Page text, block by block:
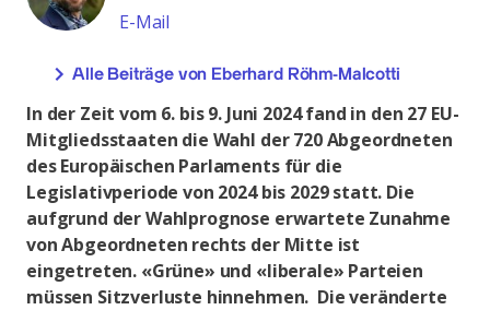
E-Mail
Alle Beiträge von Eberhard Röhm-Malcotti
In der Zeit vom 6. bis 9. Juni 2024 fand in den 27 EU-
Mitgliedsstaaten die Wahl der 720 Abgeordneten
des Europäischen Parlaments für die
Legislativperiode von 2024 bis 2029 statt. Die
aufgrund der Wahlprognose erwartete Zunahme
von Abgeordneten rechts der Mitte ist
eingetreten. «Grüne» und «liberale» Parteien
müssen Sitzverluste hinnehmen. Die veränderte